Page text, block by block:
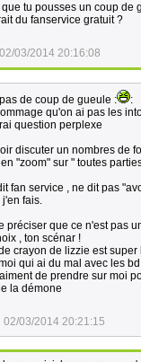
tu pousses un coup de
du fanservice gratuit ?
02/03/2014 20:16:08
de coup de gueule :
:
qu'on ai pas les
question perplexe
discuter un nombres de
"zoom" sur " toutes
fan service , ne dit pas
fais.
préciser que ce n'est pas
, ton scénar !
crayon de lizzie est super
qui ai du mal avec les
de prendre sur moi
la démone
02/03/2014 20:21:15